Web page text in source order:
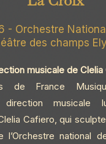
- Orchestre
des champs
musicale de Clelia
de France
direction musicale
Cafiero, qui
l’Orchestre national